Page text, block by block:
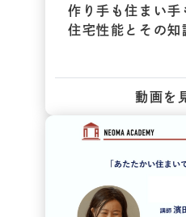
作り手も住まい手
住宅性能とその知
動画を